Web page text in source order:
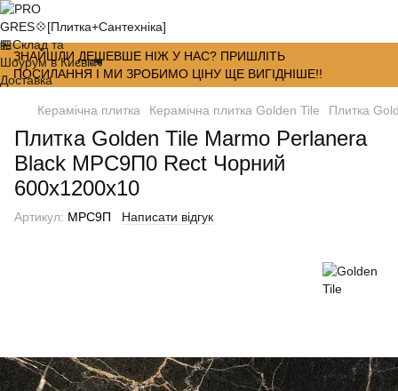
ЗНАЙШЛИ ДЕШЕВШЕ НІЖ У НАС? ПРИШЛІТЬ
ПОСИЛАННЯ І МИ ЗРОБИМО ЦІНУ ЩЕ ВИГІДНІШЕ!!
Керамічна плитка Керамічна плитка Golden Tile Плитка
Плитка Golden Tile Marmo Perlanera
Black MPС9П0 Rect Чорний
600x1200x10
Артикул: MPС9П Написати відгук